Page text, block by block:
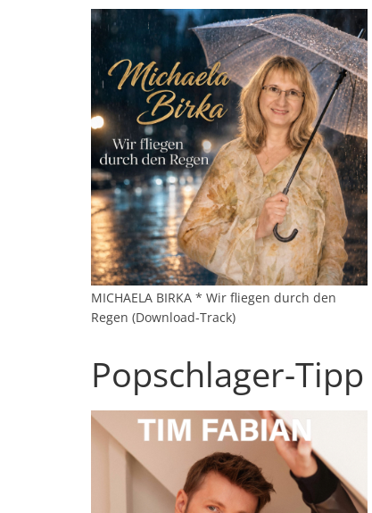
MICHAELA BIRKA * Wir fliegen durch den
Regen (Download-Track)
Popschlager-Tipp